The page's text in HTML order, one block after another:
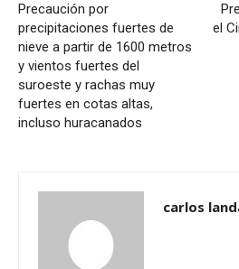
Precaución por
precipitaciones fuertes de
nieve a partir de 1600 metros
y vientos fuertes del
suroeste y rachas muy
fuertes en cotas altas,
incluso huracanados
el
carlos